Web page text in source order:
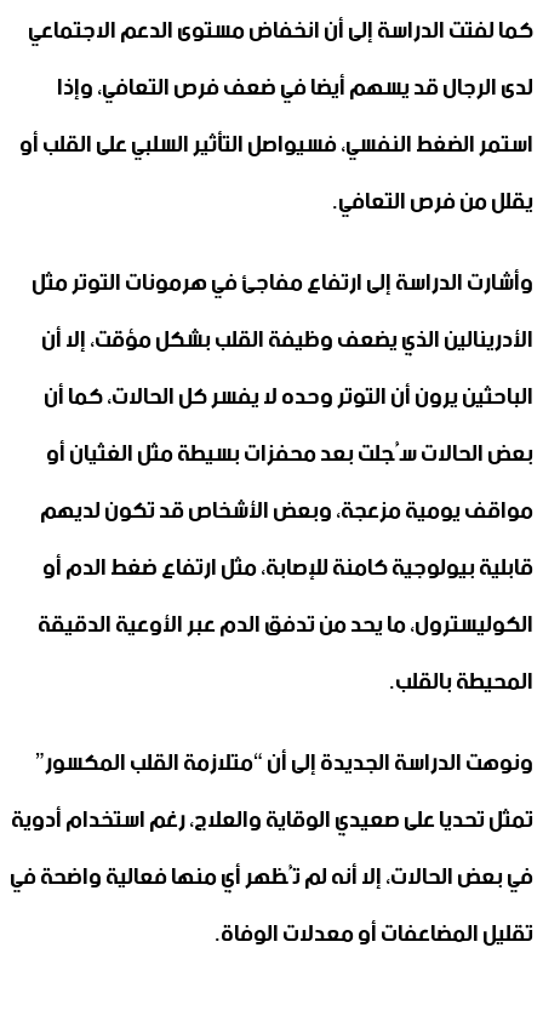
كما لفتت الدراسة إلى أن انخفاض مستوى الدعم الاجتماعي
لدى الرجال قد يسهم أيضا في ضعف فرص التعافي، وإذا
استمر الضغط النفسي، فسيواصل التأثير السلبي على القلب أو
يقلل من فرص التعافي.
وأشارت الدراسة إلى ارتفاع مفاجئ في هرمونات التوتر مثل
الأدرينالين الذي يضعف وظيفة القلب بشكل مؤقت، إلا أن
الباحثين يرون أن التوتر وحده لا يفسر كل الحالات، كما أن
بعض الحالات سُجلت بعد محفزات بسيطة مثل الغثيان أو
مواقف يومية مزعجة، وبعض الأشخاص قد تكون لديهم
قابلية بيولوجية كامنة للإصابة، مثل ارتفاع ضغط الدم أو
الكوليسترول، ما يحد من تدفق الدم عبر الأوعية الدقيقة
المحيطة بالقلب.
ونوهت الدراسة الجديدة إلى أن “متلازمة القلب المكسور”
تمثل تحديا على صعيدي الوقاية والعلاج، رغم استخدام أدوية
في بعض الحالات، إلا أنه لم تُظهر أي منها فعالية واضحة في
تقليل المضاعفات أو معدلات الوفاة.